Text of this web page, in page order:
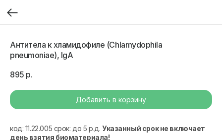
Антитела к хламидофиле (Chlamydophila
pneumoniae), IgA
895 р.
Добавить в корзину
код: 11.22.005 срок: до 5 р.д. Указанный срок не включает
день взятия биоматериала!